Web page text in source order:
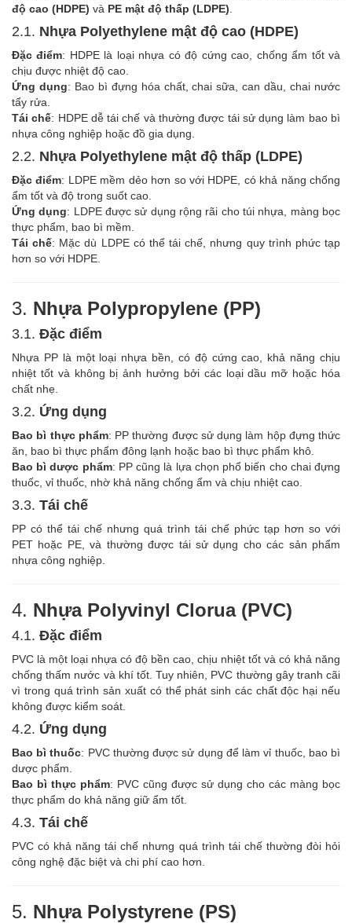
độ cao (HDPE) và PE mật độ thấp (LDPE)
2.1. Nhựa Polyethylene mật độ cao (HDPE)
Đặc điểm: HDPE là loại nhựa có độ cứng cao, chống ẩm tốt và
chịu được nhiệt độ cao.
Ứng dụng: Bao bì đựng hóa chất, chai sữa, can dầu, chai nước
tẩy rửa.
Tái chế: HDPE dễ tái chế và thường được tái sử dụng làm bao bì
nhựa công nghiệp hoặc đồ gia dụng.
2.2. Nhựa Polyethylene mật độ thấp (LDPE)
Đặc điểm: LDPE mềm dẻo hơn so với HDPE, có khả năng chống
ẩm tốt và độ trong suốt cao.
Ứng dụng: LDPE được sử dụng rộng rãi cho túi nhựa, màng bọc
thực phẩm, bao bì mềm.
Tái chế: Mặc dù LDPE có thể tái chế, nhưng quy trình phức tạp
hơn so với HDPE.
3. Nhựa Polypropylene (PP)
3.1. Đặc điểm
Nhựa PP là một loại nhựa bền, có độ cứng cao, khả năng chịu
nhiệt tốt và không bị ảnh hưởng bởi các loại dầu mỡ hoặc hóa
chất nhẹ.
3.2. Ứng dụng
Bao bì thực phẩm: PP thường được sử dụng làm hộp đựng thức
ăn, bao bì thực phẩm đông lạnh hoặc bao bì thực phẩm khô.
Bao bì dược phẩm: PP cũng là lựa chọn phổ biến cho chai đựng
thuốc, vỉ thuốc, nhờ khả năng chống ẩm và chịu nhiệt cao.
3.3. Tái chế
PP có thể tái chế nhưng quá trình tái chế phức tạp hơn so với
PET hoặc PE, và thường được tái sử dụng cho các sản phẩm
nhựa công nghiệp.
4. Nhựa Polyvinyl Clorua (PVC)
4.1. Đặc điểm
PVC là một loại nhựa có độ bền cao, chịu nhiệt tốt và có khả năng
chống thấm nước và khí tốt. Tuy nhiên, PVC thường gây tranh cãi
vì trong quá trình sản xuất có thể phát sinh các chất độc hại nếu
không được kiểm soát.
4.2. Ứng dụng
Bao bì thuốc: PVC thường được sử dụng để làm vỉ thuốc, bao bì
dược phẩm.
Bao bì thực phẩm: PVC cũng được sử dụng cho các màng bọc
thực phẩm do khả năng giữ ẩm tốt.
4.3. Tái chế
PVC có khả năng tái chế nhưng quá trình tái chế thường đòi hỏi
công nghệ đặc biệt và chi phí cao hơn.
5. Nhựa Polystyrene (PS)